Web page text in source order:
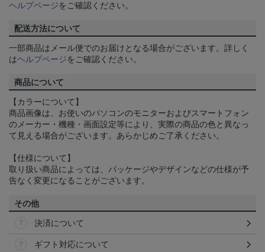
ヘルプページをご確認ください。
配送方法について
一部商品はメール便でのお届けとなる場合がございます。詳しく
はヘルプページをご確認ください。
商品について
【カラーについて】
商品画像は、お使いのパソコンのモニターおよびスマートフォン
のメーカー・機種・画面設定等により、実際の商品の色と異なっ
て見える場合がございます。あらかじめご了承ください。
【仕様について】
取り扱い商品によっては、パッケージやデザインなどの仕様が予
告なく変更になることがございます。
その他
決済について
ギフト対応について